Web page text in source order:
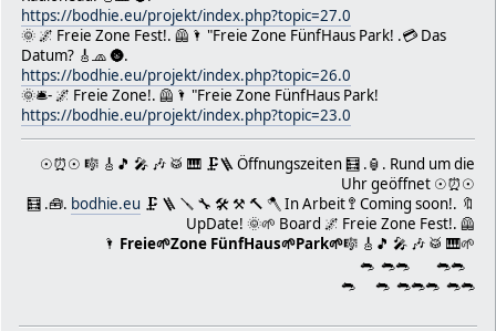
🎹 🎷 🪕 🎺 🪘 🪗 🔊 ⚔ Viel Glück!
Sehr geehrter Herr Alexander Broskwa,
ich hoffe, diese zusätzlichen Informationen helfen
kennenzulernen.?
Mein vollständiger Name ist Bodhie Ronald "ronnie"
Schwab, und ich grüße Sie herzlich aus Wien, genauer
Bezirk Fünfhaus, in der Clementinengasse 8/8c, 1150
Ich bin ein engagierter Vertreter Österreichs und
Union (EU), und ich setze mich unermüdlich für die
Friedens und die Bedeutung des individuellen Lebens
Als Gründer, Mentor und Administrator von
in spirituellen und philosophischen Belangen involviert.
https://bodhie.eu/projekt/index.php?topic=27.0
🌞 🌌 Freie Zone Fest!. 🦺🌂 "Freie Zone FünfHaus Park! .💳 Das
Datum? 🎸🧢 🌚.
https://bodhie.eu/projekt/index.php?topic=26.0
🌞🛎- 🌌 Freie Zone!. 🦺🌂 "Freie Zone FünfHaus Park!
https://bodhie.eu/projekt/index.php?topic=23.0
☉⏰☉ 🎼 🎸🎵 🎤 🎶 🥁 🎹 🗜🪜 Öffnungszeiten 🧮 .🏮. Rund um die
Uhr geöffnet ☉⏰☉
🧮 .🧰. bodhie.eu 🗜 🪜 🪛 🔧 🛠 ⚒ 🔨 🪓 In Arbeit 🚏 Coming soon!. 🔖
UpDate! 🌞🌱 Board 🌌 Freie Zone Fest!. 🦺
🌂 Freie🌱Zone FünfHaus🌱Park🌱🎼 🎸🎵 🎤 🎶 🥁 🎹🌱
🐀 🐀🐀 🐀🐀
🐀 🐀 🐀🐀🐀 🐀🐀